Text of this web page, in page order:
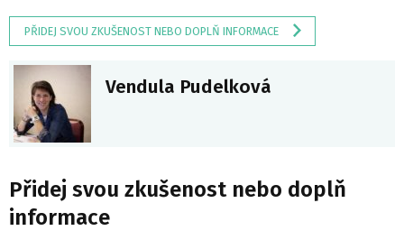
PŘIDEJ SVOU ZKUŠENOST NEBO DOPLŇ INFORMACE
Vendula Pudelková
Přidej svou zkušenost nebo doplň
informace